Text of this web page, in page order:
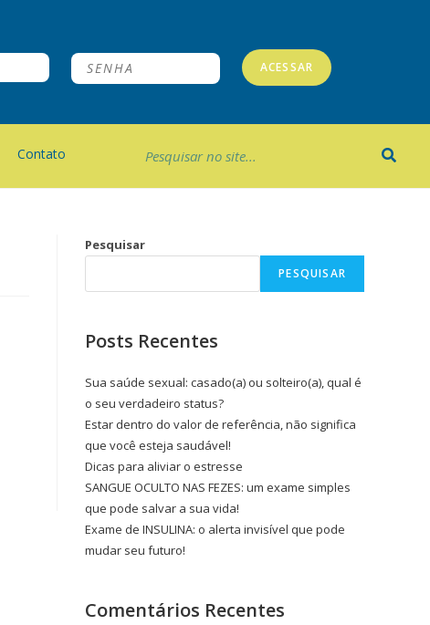
ACESSAR
Contato
Pesquisar
PESQUISAR
Posts Recentes
Sua saúde sexual: casado(a) ou solteiro(a), qual é
o seu verdadeiro status?
Estar dentro do valor de referência, não significa
que você esteja saudável!
Dicas para aliviar o estresse
SANGUE OCULTO NAS FEZES: um exame simples
que pode salvar a sua vida!
Exame de INSULINA: o alerta invisível que pode
mudar seu futuro!
Comentários Recentes